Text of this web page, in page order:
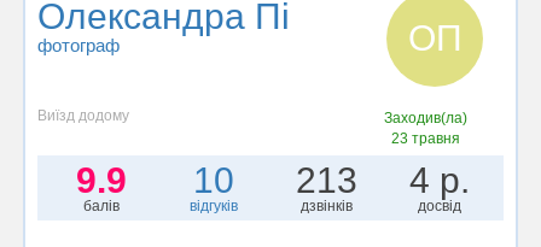
Олександра Пі
фотограф ОП
Виїзд додому
Заходив(ла)
23 травня
9.9
балів
10
відгуків
213
дзвінків
4 р.
досвід